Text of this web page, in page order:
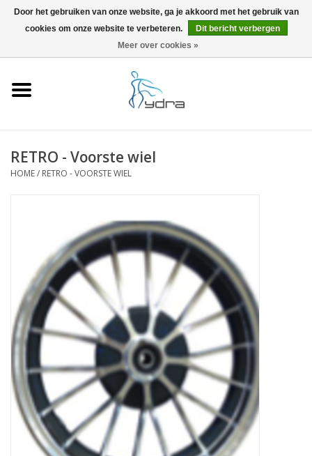
0 Artikelen - €0,00
RETRO - Voorste wiel
HOME/ RETRO - VOORSTE WIEL
Door het gebruiken van onze website, ga je akkoord met het gebruik van
cookies om onze website te verbeteren.
Dit bericht verbergen
Meer over cookies »